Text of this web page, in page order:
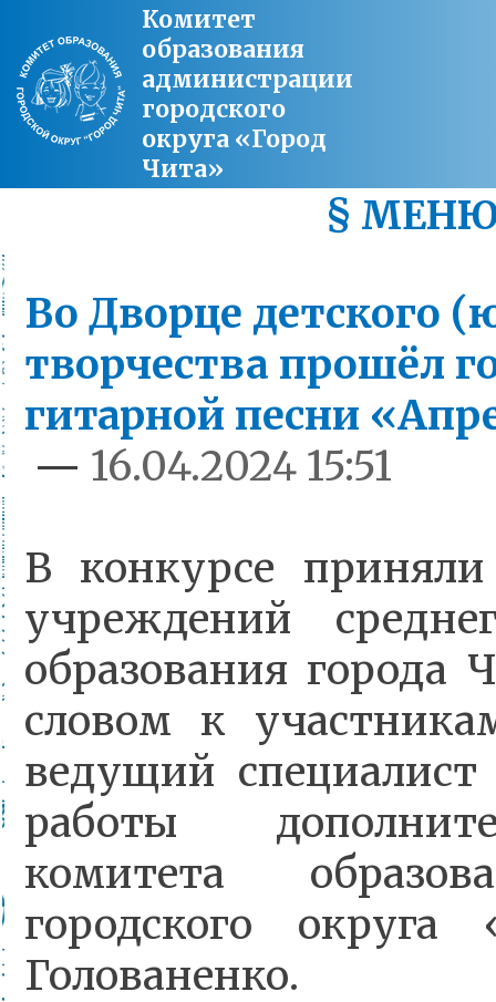
Комитет
образования
администрации
городского
округа «Город
Чита»
§
Во Дворце детского
творчества прошёл
гитарной песни
— 16.04.2024 15:51
В конкурсе
учреждений
образования
словом к
ведущий специалист
работы
комитета
городского
Голованенко.